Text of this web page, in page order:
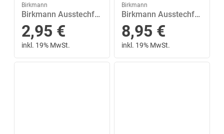
Birkmann
Birkmann Ausstechform »Schwan«, Edelstahl
2,95 €
inkl. 19% MwSt.
Birkmann
Birkmann Ausstechform »XXL Engel mit Trompete 15 cm«, Edelstahl
8,95 €
inkl. 19% MwSt.